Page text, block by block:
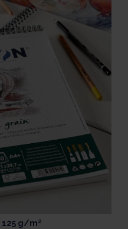
125 g/m²